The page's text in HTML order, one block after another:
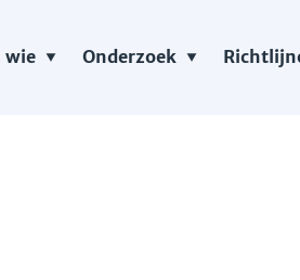
wie Onderzoek